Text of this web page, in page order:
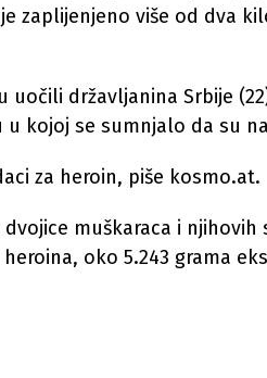
zaplijenjeno više od dva
uočili državljanina Srbije
u kojoj se sumnjalo da su
za heroin, piše kosmo.at.
muškaraca i njihovih
oko 5.243 grama